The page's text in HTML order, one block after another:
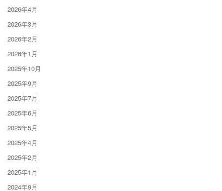
2026年4月
2026年3月
2026年2月
2026年1月
2025年10月
2025年9月
2025年7月
2025年6月
2025年5月
2025年4月
2025年2月
2025年1月
2024年9月